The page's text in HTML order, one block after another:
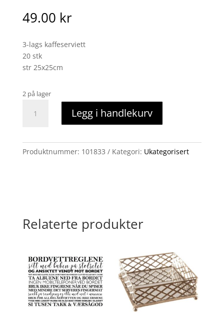
49.00 kr
3-lags kaffeserviett
20 stk
str 25x25cm
2 på lager
Kaffeservietter,
painted
Legg i handlekurv
Produktnummer: 101833 Kategori: Ukategorisert
Relaterte produkter